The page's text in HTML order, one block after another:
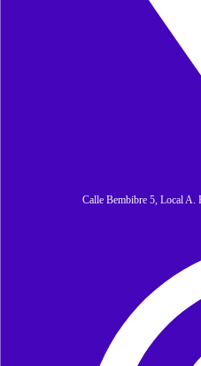
Calle Bembibre 5, Local A.